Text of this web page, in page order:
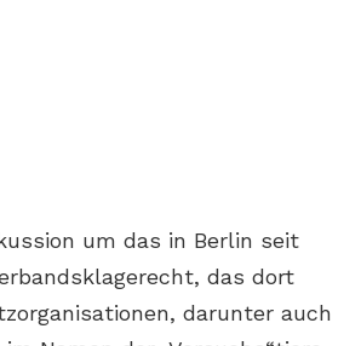
um das in Berlin seit
das dort
darunter auch